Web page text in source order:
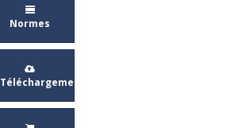
Normes
Téléchargement